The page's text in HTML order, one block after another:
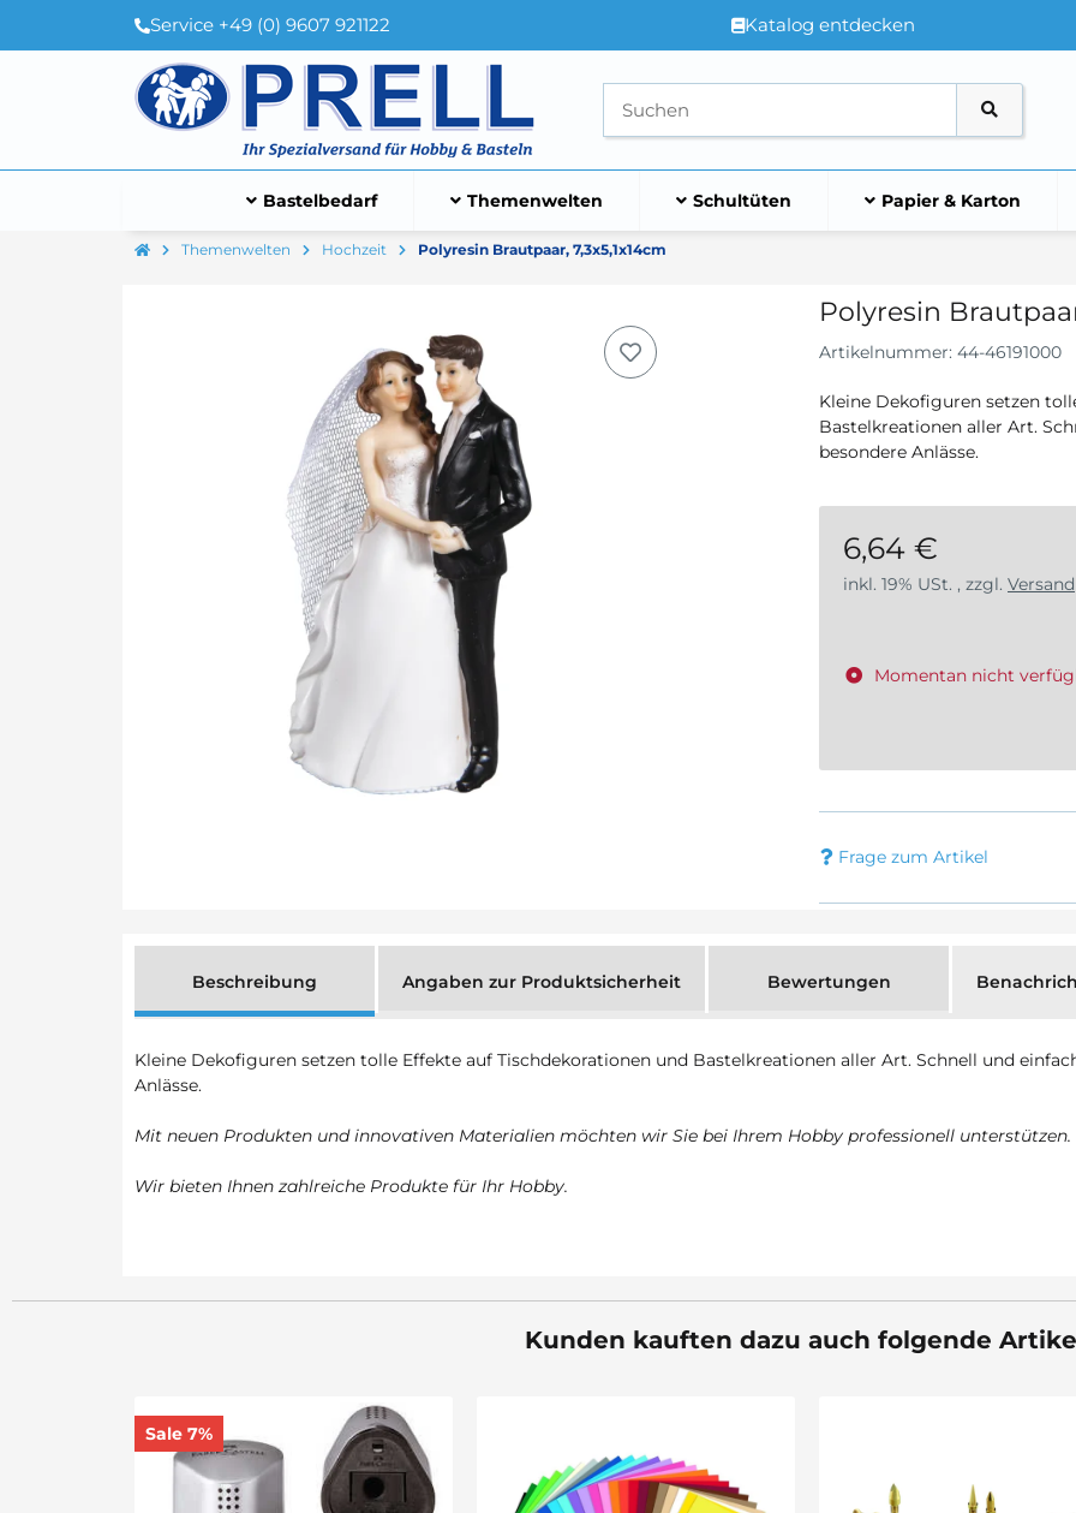
Service +49 (0) 9607 921122 Katalog entdecken
Bastelbedarf Themenwelten Schultüten Papier & Karton
Themenwelten Hochzeit Polyresin Brautpaar, 7,3x5,1x14cm
Polyresin
Artikelnummer: 44-46191000
Kleine Dekofiguren setzen
Bastelkreationen aller Art.
besondere Anlässe.
6,64 €
inkl. 19% USt. , zzgl. Versand
Momentan nicht
Frage zum Artikel
Beschreibung Angaben zur Produktsicherheit Bewertungen
Kleine Dekofiguren setzen tolle Effekte auf Tischdekorationen und Bastelkreationen aller Art. Schnell und
Anlässe.
Mit neuen Produkten und innovativen Materialien möchten wir Sie bei Ihrem Hobby professionell unterstützen.
Wir bieten Ihnen zahlreiche Produkte für Ihr Hobby.
Kunden kauften dazu auch folgende